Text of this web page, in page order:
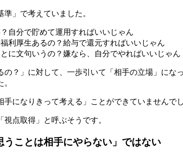
」で考えていました。
自分で貯めて運用すればいいじゃん
利厚生あるの？給与で還元すればいいじゃん
に文句いうの？嫌なら、自分でやればいいじゃん
の？」に対して、一歩引いて「相手の立場」にな
手になりきって考える」ことができていませんでし
点取得」と呼ぶそうです。
うことは相手にやらない」ではない